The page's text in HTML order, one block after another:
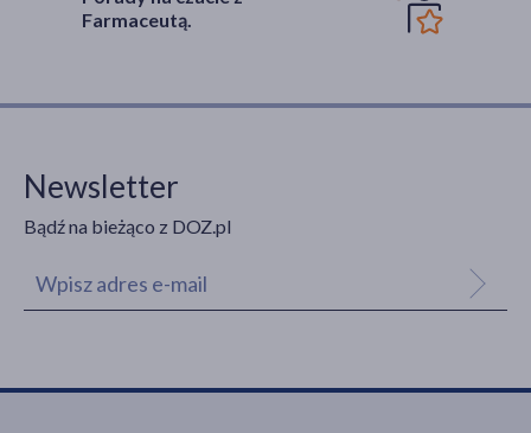
Farmaceutą.
Newsletter
Bądź na bieżąco z DOZ.pl